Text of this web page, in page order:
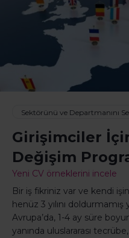
Sektörünü ve Departmanını
Girişimciler
Değişim
Yeni CV örneklerini incele
Bir iş fikriniz var ve kendi
henüz 3 yılını
Avrupa’da, 1-4 ay süre
yanında uluslararası